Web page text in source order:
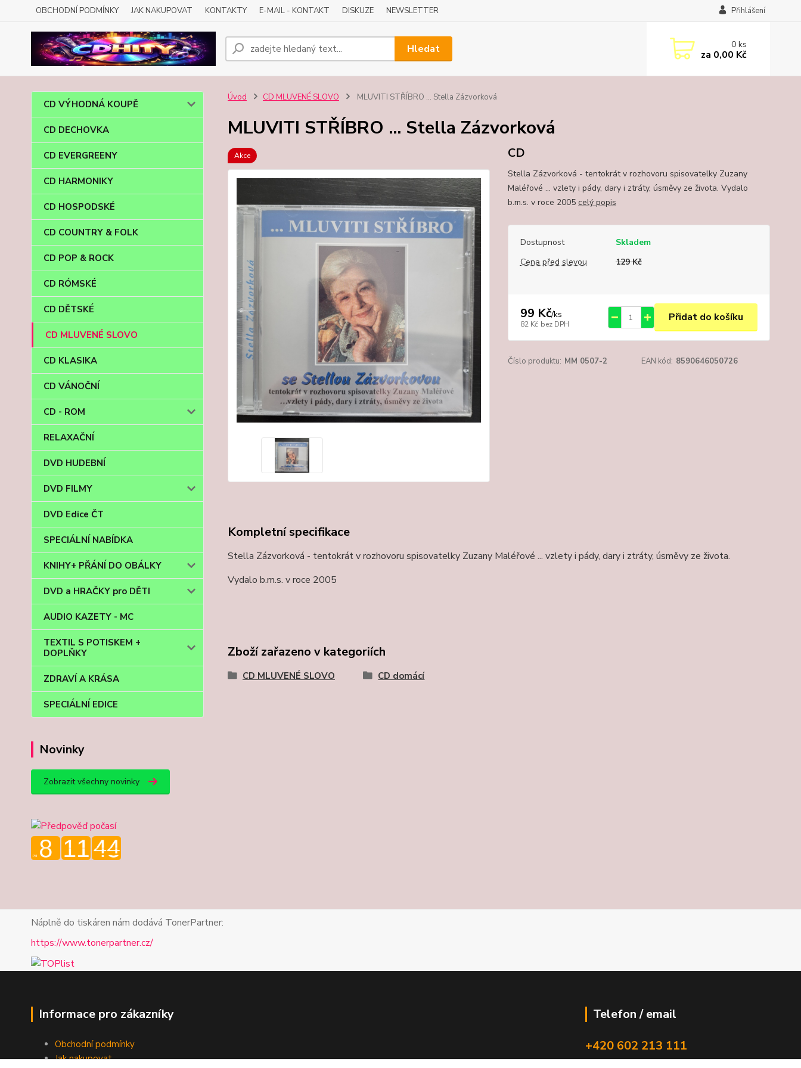
OBCHODNÍ PODMÍNKY JAK NAKUPOVAT KONTAKTY E-MAIL - KONTAKT DISKUZE NEWSLETTER Přihlášení
Hledat 0ks
za 0,00 Kč
CD VÝHODNÁ KOUPĚ
CD DECHOVKA
CD EVERGREENY
CD HARMONIKY
CD HOSPODSKÉ
CD COUNTRY & FOLK
CD POP & ROCK
CD RÓMSKÉ
CD DĚTSKÉ
CD MLUVENÉ SLOVO
CD KLASIKA
CD VÁNOČNÍ
CD - ROM
RELAXAČNÍ
DVD HUDEBNÍ
DVD FILMY
DVD Edice ČT
SPECIÁLNÍ NABÍDKA
KNIHY+ PŘÁNÍ DO OBÁLKY
DVD a HRAČKY pro DĚTI
AUDIO KAZETY - MC
TEXTIL S POTISKEM +
DOPLŇKY
ZDRAVÍ A KRÁSA
SPECIÁLNÍ EDICE
Novinky
Zobrazit všechny novinky
Úvod CD MLUVENÉ SLOVO MLUVITI STŘÍBRO ... Stella Zázvorková
MLUVITI STŘÍBRO ... Stella Zázvorková
Akce CD
Stella Zázvorková - tentokrát v rozhovoru spisovatelky Zuzany
Maléřové ... vzlety i pády, dary i ztráty, úsměvy ze života. Vydalo
b.m.s. v roce 2005 celý popis
Dostupnost
Skladem
Cena před slevou
129 Kč
99 Kč/ks
82 Kč bez DPH
Přidat do košíku
Číslo produktu: MM 0507-2 EAN kód: 8590646050726
Kompletní specifikace
Stella Zázvorková - tentokrát v rozhovoru spisovatelky Zuzany Maléřové ... vzlety i pády, dary i ztráty, úsměvy ze života.
Vydalo b.m.s. v roce 2005
Zboží zařazeno v kategoriích
CD MLUVENÉ SLOVO CD domácí
Náplně do tiskáren nám dodává TonerPartner:
https://www.tonerpartner.cz/
Informace pro zákazníky
Obchodní podmínky
Jak nakupovat
Telefon / email
+420 602 213 111